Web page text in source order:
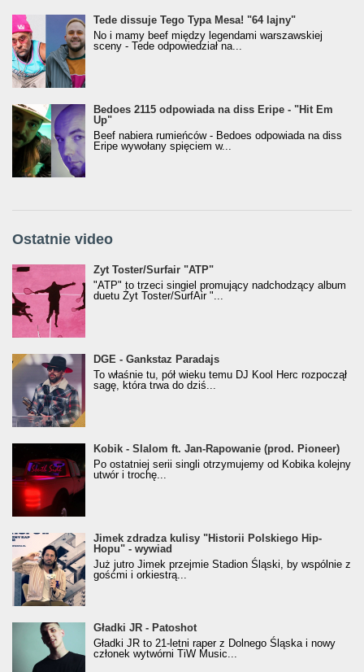
Tede dissuje Tego Typa Mesa! "64 lajny"
No i mamy beef między legendami warszawskiej
sceny - Tede odpowiedział na...
Bedoes 2115 odpowiada na diss Eripe - "Hit Em
Up"
Beef nabiera rumieńców - Bedoes odpowiada na diss
Eripe wywołany spięciem w...
Ostatnie video
Żyt Toster/SurfAir - ATP VIDEO
Żyt Toster/Surfair "ATP"
"ATP" to trzeci singiel promujący nadchodzący album
duetu Żyt Toster/SurfAir "...
donGURALesko z nagrodą za
Klasyczny/Trueschoolowy Album Roku
(Popkillery 2023)
DGE - Gankstaz Paradajs
To właśnie tu, pół wieku temu DJ Kool Herc rozpoczął
sagę, która trwa do dziś...
Kobik - Slalom ft. Jan-Rapowanie (prod. Pioneer)
[Official Music Visualiser]
Kobik - Slalom ft. Jan-Rapowanie (prod. Pioneer)
Po ostatniej serii singli otrzymujemy od Kobika kolejny
utwór i trochę...
Jimek zdradza kulisy "Historii Polskiego Hip-
Hopu" - wywiad
Jimek zdradza kulisy "Historii Polskiego Hip-
Hopu" - wywiad
Już jutro Jimek przejmie Stadion Śląski, by wspólnie z
gośćmi i orkiestrą...
Gładki JR - Patoshot
Gładki JR - Patoshot
Gładki JR to 21-letni raper z Dolnego Śląska i nowy
członek wytwórni TiW Music...